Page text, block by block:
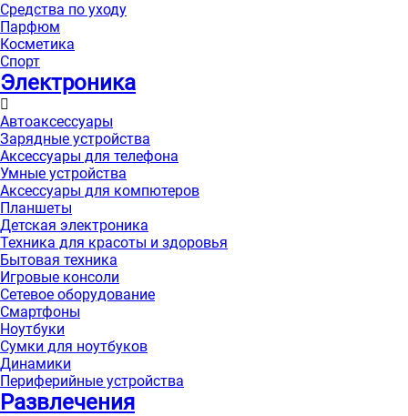
Средства по уходу
Парфюм
Косметика
Спорт
Электроника
Автоаксессуары
Зарядные устройства
Аксессуары для телефона
Умные устройства
Аксессуары для компютеров
Планшеты
Детская электроника
Техника для красоты и здоровья
Бытовая техника
Игровые консоли
Сетевое оборудование
Смартфоны
Ноутбуки
Сумки для ноутбуков
Динамики
Периферийные устройства
Развлечения